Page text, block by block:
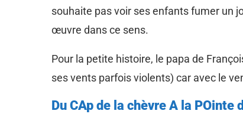
souhaite pas voir ses enfants fumer un
œuvre dans ce sens.
Pour la petite histoire, le papa de
ses vents parfois violents) car avec le
Du CAp de la chèvre A la POinte